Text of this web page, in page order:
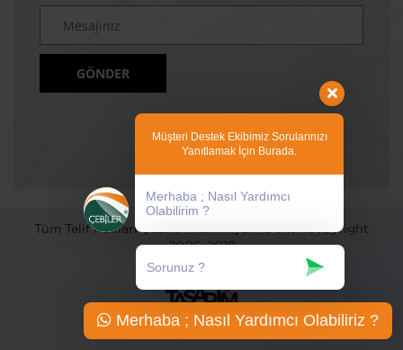
GÖNDER
Tüm Telif Hakları Çebiler Alüminyum'a aittir.Copyright
2006-2019
T72674B25S2
Müşteri Destek Ekibimiz Sorularınızı
Yanıtlamak İçin Burada.
Merhaba ; Nasıl Yardımcı
Olabilirim ?
Merhaba ; Nasıl Yardımcı Olabiliriz ?